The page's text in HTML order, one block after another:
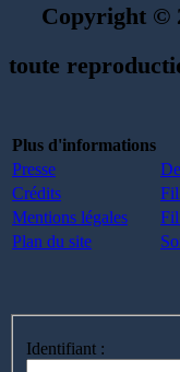
Copyright ©
toute
Plus d'informations
Presse
Crédits
Fil
Mentions légales
Fil
Plan du site
Identifiant :